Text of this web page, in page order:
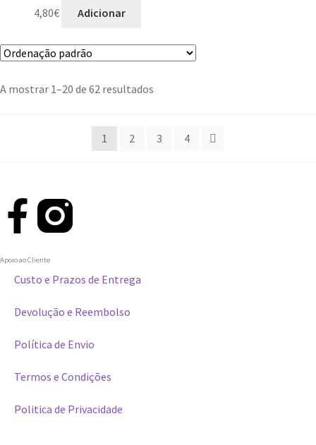
4,80€ Adicionar
A mostrar 1–20 de 62 resultados
1 2 3 4
Apoio ao Cliente
Custo e Prazos de Entrega
Devolução e Reembolso
Política de Envio
Termos e Condições
Politica de Privacidade